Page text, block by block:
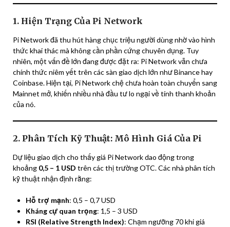
1. Hiện Trạng Của Pi Network
Pi Network đã thu hút hàng chục triệu người dùng nhờ vào hình
thức khai thác mà không cần phần cứng chuyên dụng. Tuy
nhiên, một vấn đề lớn đang được đặt ra: Pi Network vẫn chưa
chính thức niêm yết trên các sàn giao dịch lớn như Binance hay
Coinbase. Hiện tại, Pi Network chệ chưa hoàn toàn chuyển sang
Mainnet mở, khiến nhiều nhà đầu tư lo ngại về tính thanh khoản
của nó.
2. Phân Tích Kỹ Thuật: Mô Hình Giá Của Pi
Dự liệu giao dịch cho thấy giá Pi Network dao động trong
khoảng 0,5 – 1 USD trên các thị trường OTC. Các nhà phân tích
kỹ thuật nhận định rằng:
Hỗ trợ mạnh: 0,5 – 0,7 USD
Kháng cự quan trọng: 1,5 – 3 USD
RSI (Relative Strength Index): Chạm ngưỡng 70 khi giá